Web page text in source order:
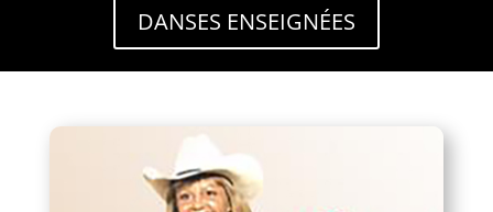
DANSES ENSEIGNÉES